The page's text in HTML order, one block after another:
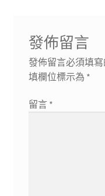
發佈留言
發佈留言必須填
填欄位標示為 *
留言 *